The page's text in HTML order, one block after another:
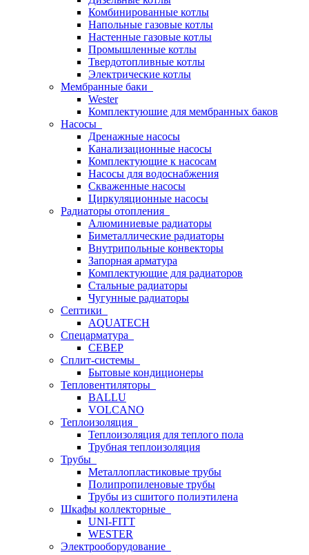
Комбинированные котлы
Напольные газовые котлы
Настенные газовые котлы
Промышленные котлы
Твердотопливные котлы
Электрические котлы
Мембранные баки
Wester
Комплектуюшие для мембранных баков
Насосы
Дренажные насосы
Канализационные насосы
Комплектующие к насосам
Насосы для водоснабжения
Скваженные насосы
Циркуляционные насосы
Радиаторы отопления
Алюминиевые радиаторы
Биметаллические радиаторы
Внутрипольные конвекторы
Запорная арматура
Комплектующие для радиаторов
Стальные радиаторы
Чугунные радиаторы
Септики
AQUATECH
Спецарматура
СЕВЕР
Сплит-системы
Бытовые кондиционеры
Тепловентиляторы
BALLU
VOLCANO
Теплоизоляция
Теплоизоляция для теплого пола
Трубная теплоизоляция
Трубы
Металлопластиковые трубы
Полипропиленовые трубы
Трубы из сшитого полиэтилена
Шкафы коллекторные
UNI-FITT
WESTER
Электрооборудование